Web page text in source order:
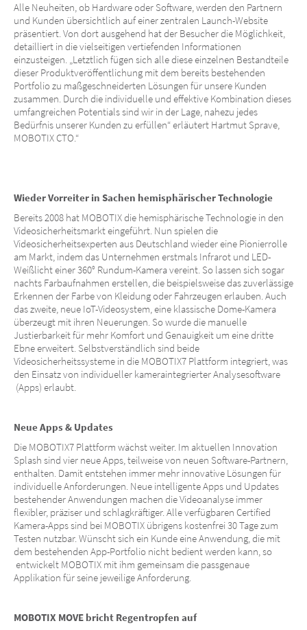
Alle Neuheiten, ob Hardware oder Software, werden den Partnern
und Kunden übersichtlich auf einer zentralen Launch-Website
präsentiert. Von dort ausgehend hat der Besucher die Möglichkeit,
detailliert in die vielseitigen vertiefenden Informationen
einzusteigen. „Letztlich fügen sich alle diese einzelnen Bestandteile
dieser Produktveröffentlichung mit dem bereits bestehenden
Portfolio zu maßgeschneiderten Lösungen für unsere Kunden
zusammen. Durch die individuelle und effektive Kombination dieses
umfangreichen Potentials sind wir in der Lage, nahezu jedes
Bedürfnis unserer Kunden zu erfüllen“ erläutert Hartmut Sprave,
MOBOTIX CTO.“
Wieder Vorreiter in Sachen hemisphärischer Technologie
Bereits 2008 hat MOBOTIX die hemisphärische Technologie in den
Videosicherheitsmarkt eingeführt. Nun spielen die
Videosicherheitsexperten aus Deutschland wieder eine Pionierrolle
am Markt, indem das Unternehmen erstmals Infrarot und LED-
Weißlicht einer 360° Rundum-Kamera vereint. So lassen sich sogar
nachts Farbaufnahmen erstellen, die beispielsweise das zuverlässige
Erkennen der Farbe von Kleidung oder Fahrzeugen erlauben. Auch
das zweite, neue IoT-Videosystem, eine klassische Dome-Kamera
überzeugt mit ihren Neuerungen. So wurde die manuelle
Justierbarkeit für mehr Komfort und Genauigkeit um eine dritte
Ebne erweitert. Selbstverständlich sind beide
Videosicherheitssysteme in die MOBOTIX7 Plattform integriert, was
den Einsatz von individueller kameraintegrierter Analysesoftware
(Apps) erlaubt.
Neue Apps & Updates
Die MOBOTIX7 Plattform wächst weiter. Im aktuellen Innovation
Splash sind vier neue Apps, teilweise von neuen Software-Partnern,
enthalten. Damit entstehen immer mehr innovative Lösungen für
individuelle Anforderungen. Neue intelligente Apps und Updates
bestehender Anwendungen machen die Videoanalyse immer
flexibler, präziser und schlagkräftiger. Alle verfügbaren Certified
Kamera-Apps sind bei MOBOTIX übrigens kostenfrei 30 Tage zum
Testen nutzbar. Wünscht sich ein Kunde eine Anwendung, die mit
dem bestehenden App-Portfolio nicht bedient werden kann, so
entwickelt MOBOTIX mit ihm gemeinsam die passgenaue
Applikation für seine jeweilige Anforderung.
MOBOTIX MOVE bricht Regentropfen auf